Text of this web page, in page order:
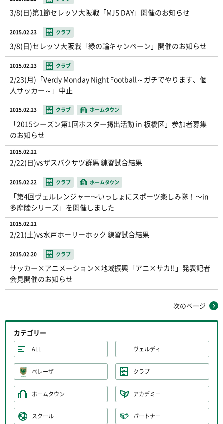
3/8(日)第1節セレッソ大阪戦「MJS DAY」開催のお知らせ
2015.02.23 クラブ
3/8(日)セレッソ大阪戦「緑の輪キャンペーン」開催のお知らせ
2015.02.23 クラブ
2/23(月)「Verdy Monday Night Football～ガチでやります、個
人サッカー～」中止
2015.02.23 クラブ ホームタウン
「2015シーズン第1回ポスター掲出活動 in 板橋区」参加者募集
のお知らせ
2015.02.22
2/22(日)vsザスパクサツ群馬 練習試合結果
2015.02.22 クラブ ホームタウン
「第4回ヴェルレンジャー〜いっしょにスポーツ楽しみ隊！〜in
多摩陸シリーズ」を開催しました
2015.02.21
2/21(土)vs水戸ホーリーホック 練習試合結果
2015.02.20 クラブ
サッカー×アニメーション×地域振興「アニ×サカ!!」発表記者
会見開催のお知らせ
次のページ
カテゴリー
ALL ヴェルディ
ベレーザ クラブ
ホームタウン アカデミー
スクール パートナー